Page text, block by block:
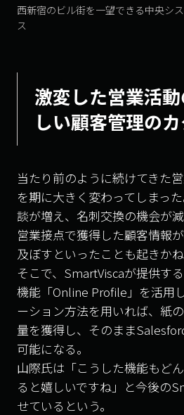
西新宿のビル街を一望できる中央シ
ス
激変した営業活
しい顧客管理の
当たり前のように続けてきた
を期に大きく変わってしまっ
談が増え、名刺交換の機会が減
営業接点で獲得した顧客情報
及ぼすといったことも起きかね
そこで、SmartViscaが提供す
機能「Online Profile」を活用
ーション方法を用いれば、紙
量を獲得し、そのまま
可能になる。
山際氏は「こうした機能もど
ると嬉しいですね」と今後の
せているという。